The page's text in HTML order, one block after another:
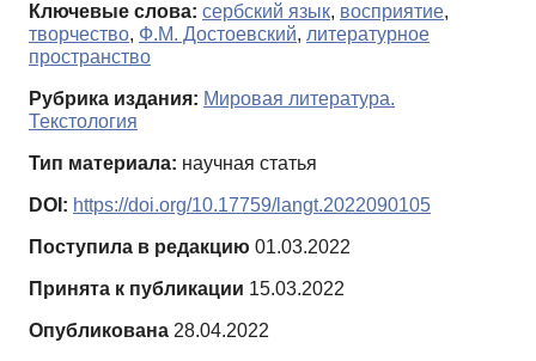
Ключевые слова: сербский язык, восприятие,
творчество, Ф.М. Достоевский, литературное
пространство
Рубрика издания: Мировая литература.
Текстология
Тип материала: научная статья
DOI: https://doi.org/10.17759/langt.2022090105
Поступила в редакцию 01.03.2022
Принята к публикации 15.03.2022
Опубликована 28.04.2022